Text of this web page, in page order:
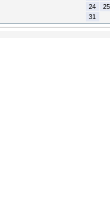
24
25
31